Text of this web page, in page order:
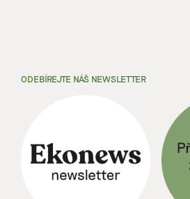
ODEBÍREJTE NÁŠ NEWSLETTER